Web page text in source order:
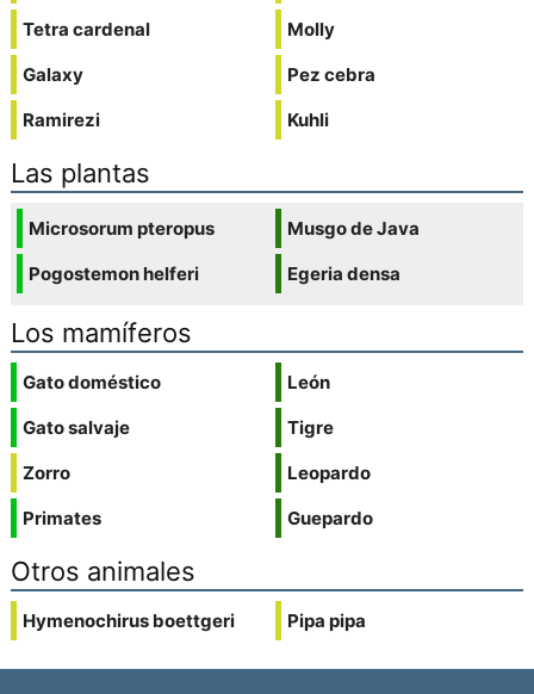
Tetra cardenal
Galaxy
Ramirezi
Molly
Pez cebra
Kuhli
Las plantas
Microsorum pteropus
Pogostemon helferi
Musgo de Java
Egeria densa
Los mamíferos
Gato doméstico
Gato salvaje
Zorro
Primates
León
Tigre
Leopardo
Guepardo
Otros animales
Hymenochirus boettgeri Pipa pipa